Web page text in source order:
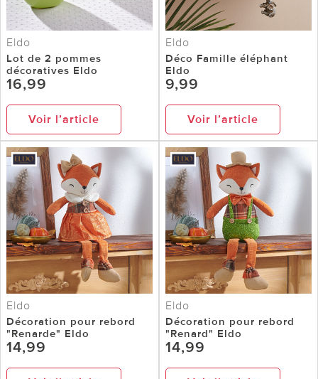
Eldo
Lot de 2 pommes
décoratives Eldo
16,99
Voir l’article
Eldo
Déco Famille éléphant
Eldo
9,99
Voir l’article
Eldo
Décoration pour rebord
"Renarde" Eldo
14,99
Eldo
Décoration pour rebord
"Renard" Eldo
14,99